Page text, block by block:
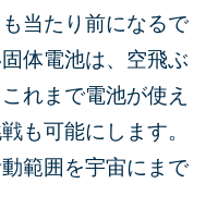
当たり前になるで
体電池は、空飛ぶ
れまで電池が使え
も可能にします。
範囲を宇宙にまで